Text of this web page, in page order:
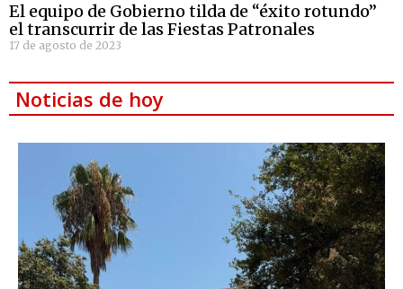
El equipo de Gobierno tilda de “éxito rotundo”
el transcurrir de las Fiestas Patronales
17 de agosto de 2023
Noticias de hoy